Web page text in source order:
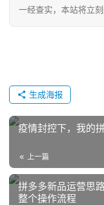
社
区
一经查实，本站将立
生成海报
疫情封控下，我的
上一篇
拼多多新品运营思
整个操作流程